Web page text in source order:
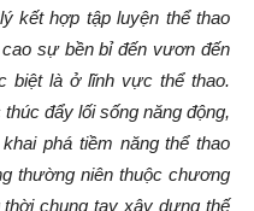
kết hợp tập luyện thể thao
sự bền bỉ đến vươn đến
biệt là ở lĩnh vực thể thao.
đẩy lối sống năng động,
phá tiềm năng thể thao
thường niên thuộc chương
chung tay xây dựng thế